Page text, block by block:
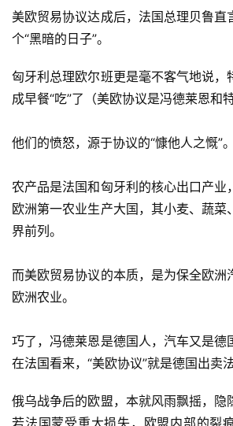
美欧贸易协议达成后，法国总理贝鲁直
个“黑暗的日子”。
匈牙利总理欧尔班更是毫不客气地说，
成早餐“吃”了（美欧协议是冯德莱恩和
他们的愤怒，源于协议的“慷他人之慨”。
农产品是法国和匈牙利的核心出口产业
欧洲第一农业生产大国，其小麦、蔬菜
界前列。
而美欧贸易协议的本质，是为保全欧洲
欧洲农业。
巧了，冯德莱恩是德国人，汽车又是德
在法国看来，“美欧协议”就是德国出卖法
俄乌战争后的欧盟，本就风雨飘摇，隐